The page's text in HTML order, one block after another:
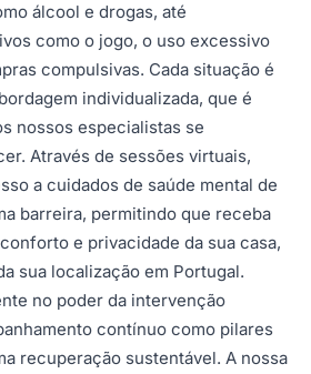
álcool e drogas, até
como o jogo, o uso excessivo
compulsivas. Cada situação é
individualizada, que é
nossos especialistas se
Através de sessões virtuais,
a cuidados de saúde mental de
barreira, permitindo que receba
e privacidade da sua casa,
sua localização em Portugal.
no poder da intervenção
contínuo como pilares
recuperação sustentável. A nossa